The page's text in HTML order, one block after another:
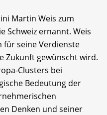
Martin Weis zum
Schweiz ernannt. Weis
für seine Verdienste
Zukunft gewünscht wird.
Clusters bei
Bedeutung der
Denken und seiner